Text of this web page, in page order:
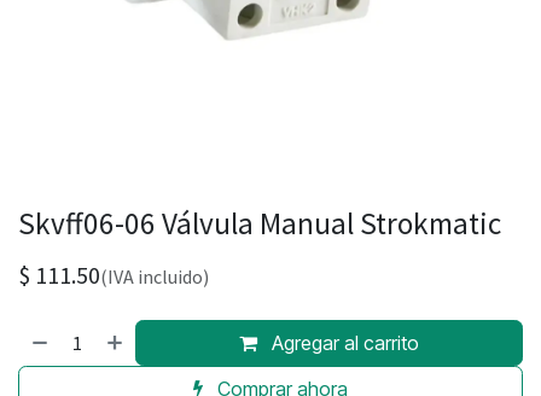
Skvff06-06 Válvula Manual Strokmatic
$ 111.50(IVA incluido)
Agregar al carrito
Comprar ahora